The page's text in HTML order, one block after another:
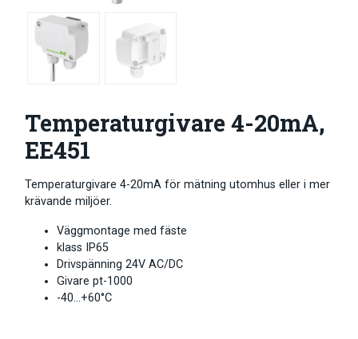
Temperaturgivare 4-20mA,
EE451
Temperaturgivare 4-20mA för mätning utomhus eller i mer
krävande miljöer.
Väggmontage med fäste
klass IP65
Drivspänning 24V AC/DC
Givare pt-1000
-40…+60°C